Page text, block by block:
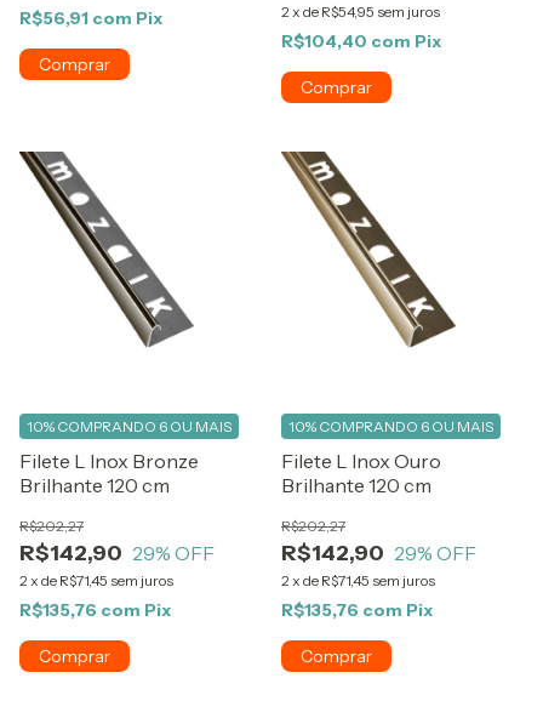
R$56,91 com Pix 2 x de R$54,95 sem juros
R$104,40 com Pix
Filete L Inox Bronze
Brilhante 120 cm
R$142,90
R$202,27
29% OFF
2 x de R$71,45 sem juros
10% COMPRANDO 6 OU MAIS
R$135,76 com Pix
Filete L Inox Ouro
Brilhante 120 cm
R$142,90
R$202,27
29% OFF
2 x de R$71,45 sem juros
10% COMPRANDO 6 OU MAIS
R$135,76 com Pix